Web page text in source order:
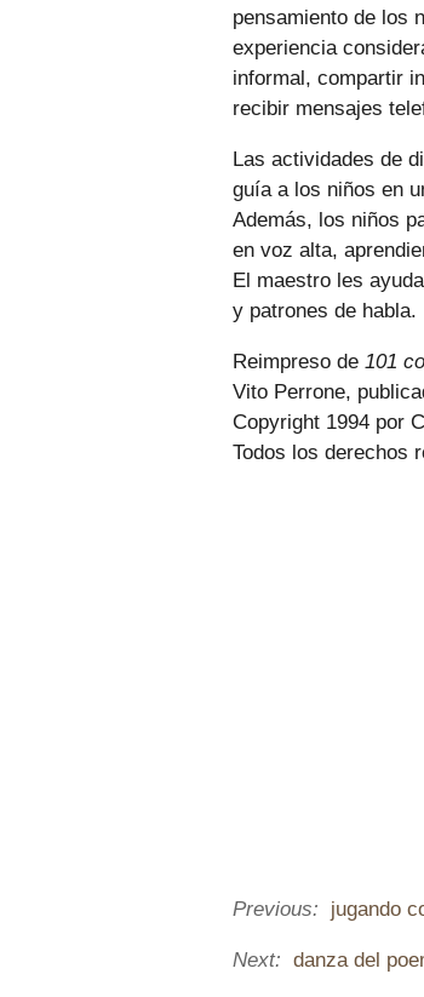
pensamiento de los
experiencia
informal, compartir
recibir mensajes
Las actividades de
guía a los niños en
Además, los niños
en voz alta,
El maestro les
y patrones de habla.
Reimpreso de 101
Vito Perrone,
Copyright 1994 por
Todos los derechos
Previous: jugando
Next: danza del